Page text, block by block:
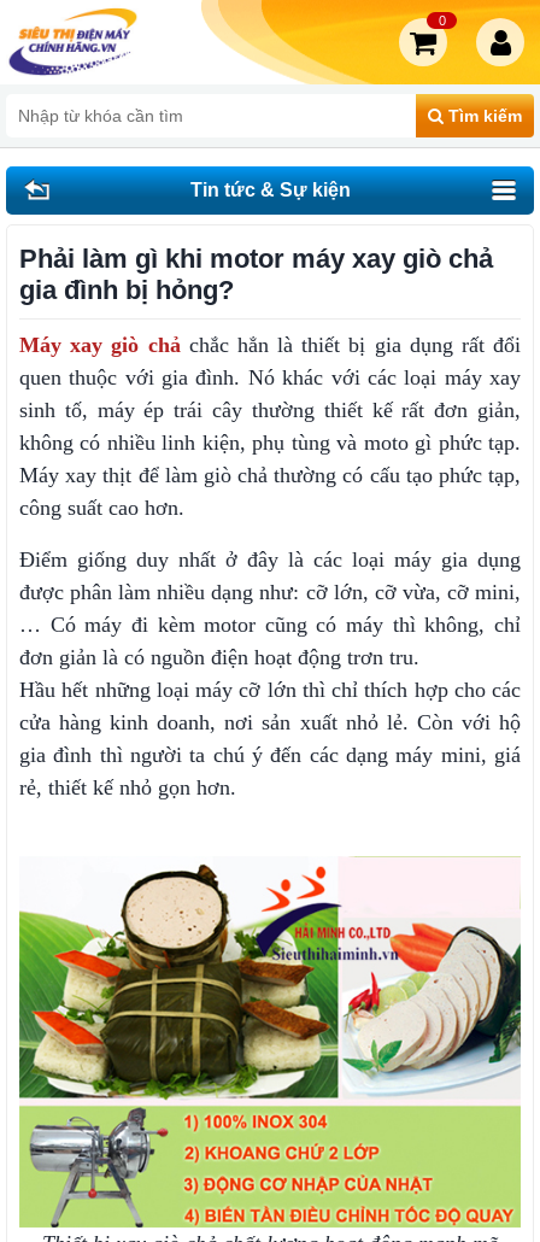
Tìm kiếm
0
Tin tức & Sự kiện
Phải làm gì khi motor máy xay giò chả
gia đình bị hỏng?
Máy xay giò chảchắc hẳn là thiết bị gia dụng rất đổi
quen thuộc với gia đình. Nó khác với các loại máy xay
sinh tố, máy ép trái cây thường thiết kế rất đơn giản,
không có nhiều linh kiện, phụ tùng và moto gì phức tạp.
Máy xay thịt để làm giò chả thường có cấu tạo phức tạp,
công suất cao hơn.
Điểm giống duy nhất ở đây là các loại máy gia dụng
được phân làm nhiều dạng như: cỡ lớn, cỡ vừa, cỡ mini,
… Có máy đi kèm motor cũng có máy thì không, chỉ
đơn giản là có nguồn điện hoạt động trơn tru.
Hầu hết những loại máy cỡ lớn thì chỉ thích hợp cho các
cửa hàng kinh doanh, nơi sản xuất nhỏ lẻ. Còn với hộ
gia đình thì người ta chú ý đến các dạng máy mini, giá
rẻ, thiết kế nhỏ gọn hơn.